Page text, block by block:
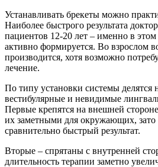
Устанавливать брекеты можно
Наиболее быстрого результата
пациентов 12-20 лет – именно в этом
активно формируется. Во взрослом
производится, хотя возможно
лечение.
По типу установки системы делятся
вестибулярные и невидимые
Первые крепятся на внешней
их заметными для окружающих, зато
сравнительно быстрый результат.
Вторые – спрятаны с внутренней
длительность терапии заметно